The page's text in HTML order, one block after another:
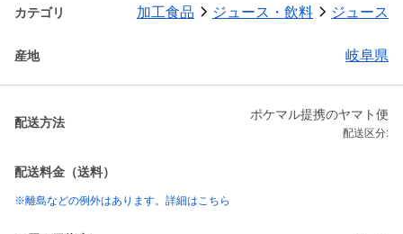
カテゴリ 加工食品 ジュース・飲料 ジュース
産地 岐阜県
配送方法
ポケマル提携のヤマト便
配送区分:
配送料金（送料）
※離島などの例外はあります。詳細はこちら